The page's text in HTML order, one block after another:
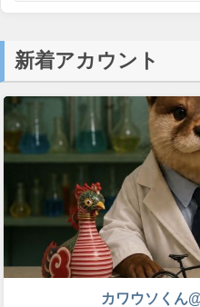
新着アカウント
カワウソくん